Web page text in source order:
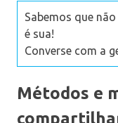
Sabemos que
é sua!
Converse com a
Métodos e